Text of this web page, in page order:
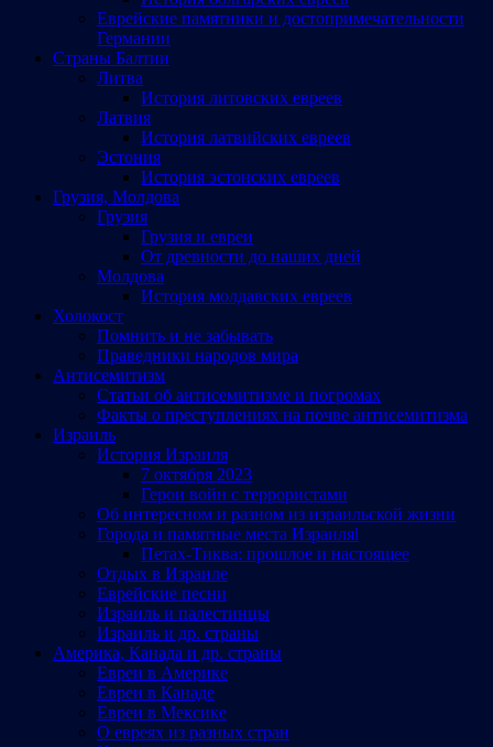
Еврейские памятники и достопримечательности
Германии
Страны Балтии
Литва
История литовских евреев
Латвия
История латвийских евреев
Эстония
История эстонских евреев
Грузия, Молдова
Грузия
Грузия и евреи
От древности до наших дней
Молдова
История молдавских евреев
Холокост
Помнить и не забывать
Праведники народов мира
Антисемитизм
Статьи об антисемитизме и погромах
Факты о преступлениях на почве антисемитизма
Израиль
История Израиля
7 октября 2023
Герои войн с террористами
Об интересном и разном из израильской жизни
Города и памятные места Израиляl
Петах-Тиква: прошлое и настоящее
Отдых в Израиле
Еврейские песни
Израиль и палестинцы
Израиль и др. страны
Америка, Канада и др. страны
Евреи в Америке
Евреи в Канаде
Евреи в Мексике
О евреях из разных стран